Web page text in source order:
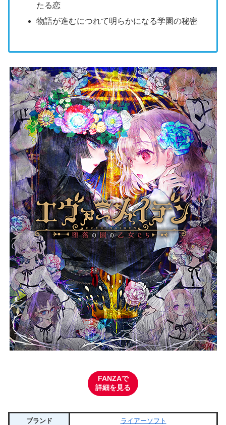
たる恋
物語が進むにつれて明らかになる学園の秘密
FANZAで
詳細を見る
ブランド ライアーソフト